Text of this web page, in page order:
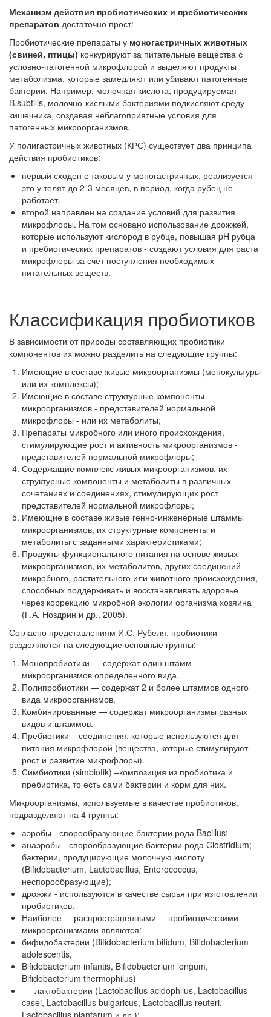
Механизм действия пробиотических и пребиотических
препаратов достаточно прост:
Пробиотические препараты у моногастричных животных
(свиней, птицы) конкурируют за питательные вещества с
условно-патогенной микрофлорой и выделяют продукты
метаболизма, которые замедляют или убивают патогенные
бактерии. Например, молочная кислота, продуцируемая
B.subtilis, молочно-кислыми бактериями подкисляют среду
кишечника, создавая неблагоприятные условия для
патогенных микроорганизмов.
У полигастричных животных (КРС) существует два принципа
действия пробиотиков:
первый сходен с таковым у моногастричных, реализуется
это у телят до 2-3 месяцев, в период, когда рубец не
работает.
второй направлен на создание условий для развития
микрофлоры. На том основано использование дрожжей,
которые используют кислород в рубце, повышая pH рубца
и пребиотических препаратов - создают условия для раста
микрофлоры за счет поступления необходимых
питательных веществ.
Классификация пробиотиков
В зависимости от природы составляющих пробиотики
компонентов их можно разделить на следующие группы:
Имеющие в составе живые микроорганизмы (монокультуры
или их комплексы);
Имеющие в составе структурные компоненты
микроорганизмов - представителей нормальной
микрофлоры - или их метаболиты;
Препараты микробного или иного происхождения,
стимулирующие рост и активность микроорганизмов -
представителей нормальной микрофлоры;
Содержащие комплекс живых микроорганизмов, их
структурные компоненты и метаболиты в различных
сочетаниях и соединениях, стимулирующих рост
представителей нормальной микрофлоры;
Имеющие в составе живые генно-инженерные штаммы
микроорганизмов, их структурные компоненты и
метаболиты с заданными характеристиками;
Продукты функционального питания на основе живых
микроорганизмов, их метаболитов, других соединений
микробного, растительного или животного происхождения,
способных поддерживать и восстанавливать здоровье
через коррекцию микробной экологии организма хозяина
(Г.А. Ноздрин и др., 2005).
Согласно представлениям И.С. Рубеля, пробиотики
разделяются на следующие основные группы:
Монопробиотики — содержат один штамм
микроорганизмов определенного вида.
Полипробиотики — содержат 2 и более штаммов одного
вида микроорганизмов.
Комбинированные — содержат микроорганизмы разных
видов и штаммов.
Пребиотики – соединения, которые используются для
питания микрофлорой (вещества, которые стимулируют
рост и развитие микрофлоры).
Симбиотики (simbiotik) –композиция из пробиотика и
пребиотика, то есть сами бактерии и корм для них.
Микроорганизмы, используемые в качестве пробиотиков,
подразделяют на 4 группы:
аэробы - спорообразующие бактерии рода Bacillus;
анаэробы - спорообразующие бактерии рода Clostridium; -
бактерии, продуцирующие молочную кислоту
(Bifidobacterium, Lactobacillus, Enterococcus,
неспорообразующие);
дрожжи - используются в качестве сырья при изготовлении
пробиотиков.
Наиболее распространенными пробиотическими
микроорганизмами являются:
бифидобактерии (Bifidobacterium bifidum, Bifidobacterium
adolescentis,
Bifidobacterium infantis, Bifidobacterium longum,
Bifidobacterium thermophilus)
- лактобактерии (Lactobacillus acidophilus, Lactobacillus
casei, Lactobacillus bulgaricus, Lactobacillus reuteri,
Lactobacillus plantarum и др.);